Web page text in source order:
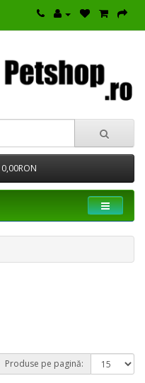
Produse pe pagină: